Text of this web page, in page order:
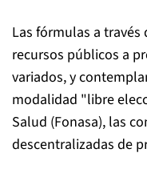
Las fórmulas a través
recursos públicos a
variados, y
modalidad "libre
Salud (Fonasa), las
descentralizadas de